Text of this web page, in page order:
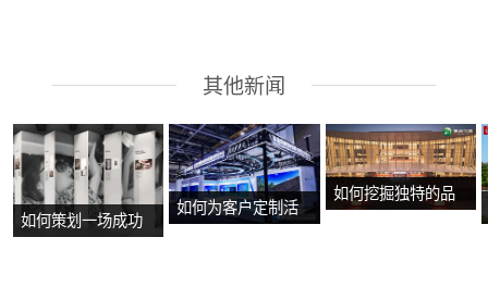
其他新闻
如何策划一场成功
如何为客户定制活
如何挖掘独特的品